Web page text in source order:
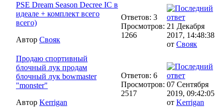
PSE Dream Season Decree IC в
идеале + комплект всего
всего)
Автор Свояк
Ответов: 3
Просмотров:
1266
21 Декабря
2017, 14:48:38
от Свояк
Продаю спортивный
блочный лук продам
блочный лук bowmaster
"monster"
Автор Kerrigan
Ответов: 6
Просмотров:
2517
07 Сентября
2019, 09:42:05
от Kerrigan